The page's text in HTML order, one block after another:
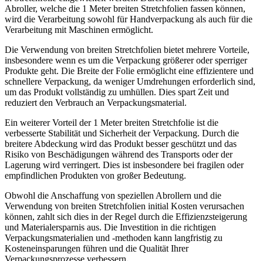
Abroller, welche die 1 Meter breiten Stretchfolien fassen können,
wird die Verarbeitung sowohl für Handverpackung als auch für die
Verarbeitung mit Maschinen ermöglicht.
Die Verwendung von breiten Stretchfolien bietet mehrere Vorteile,
insbesondere wenn es um die Verpackung größerer oder sperriger
Produkte geht. Die Breite der Folie ermöglicht eine effizientere und
schnellere Verpackung, da weniger Umdrehungen erforderlich sind,
um das Produkt vollständig zu umhüllen. Dies spart Zeit und
reduziert den Verbrauch an Verpackungsmaterial.
Ein weiterer Vorteil der 1 Meter breiten Stretchfolie ist die
verbesserte Stabilität und Sicherheit der Verpackung. Durch die
breitere Abdeckung wird das Produkt besser geschützt und das
Risiko von Beschädigungen während des Transports oder der
Lagerung wird verringert. Dies ist insbesondere bei fragilen oder
empfindlichen Produkten von großer Bedeutung.
Obwohl die Anschaffung von speziellen Abrollern und die
Verwendung von breiten Stretchfolien initial Kosten verursachen
können, zahlt sich dies in der Regel durch die Effizienzsteigerung
und Materialersparnis aus. Die Investition in die richtigen
Verpackungsmaterialien und -methoden kann langfristig zu
Kosteneinsparungen führen und die Qualität Ihrer
Verpackungsprozesse verbessern.